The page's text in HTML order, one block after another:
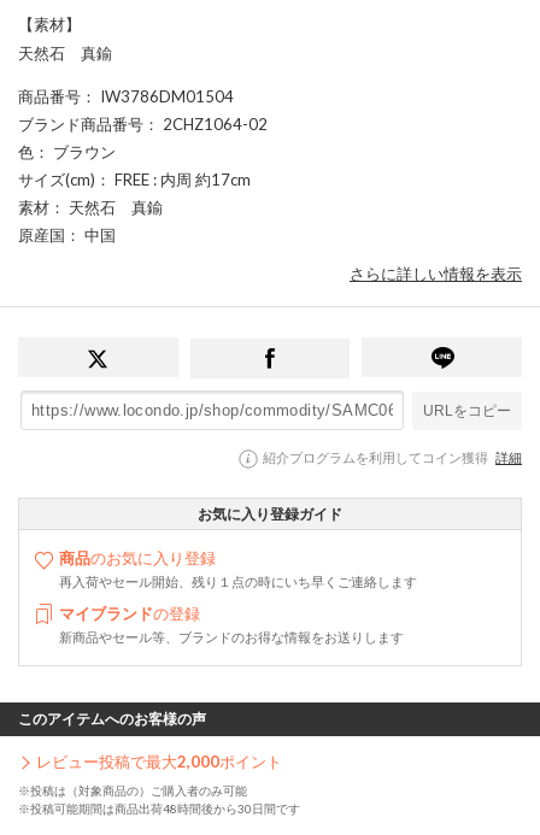
【素材】
天然石 真鍮
商品番号 ： IW3786DM01504
ブランド商品番号 ： 2CHZ1064-02
色 ： ブラウン
サイズ(cm) ： FREE : 内周 約17cm
素材 ： 天然石 真鍮
原産国 ： 中国
さらに詳しい情報を表示
URLをコピー
紹介プログラムを利用してコイン獲得 詳細
お気に入り登録ガイド
商品のお気に入り登録
再入荷やセール開始、残り１点の時にいち早くご連絡します
マイブランドの登録
新商品やセール等、ブランドのお得な情報をお送りします
このアイテムへのお客様の声
レビュー投稿で最大2,000ポイント
※投稿は（対象商品の）ご購入者のみ可能
※投稿可能期間は商品出荷48時間後から30日間です